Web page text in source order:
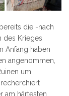
die -nach
des Krieges
Anfang haben
angenommen,
um
am härtesten